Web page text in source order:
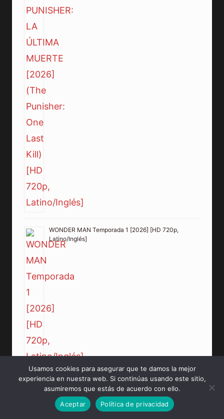
WONDER MAN Temporada 1 [2026] [HD 720p,
Latino/Inglés]
Latino/Inglés]
Usamos cookies para asegurar que te damos la mejor
experiencia en nuestra web. Si continúas usando este sitio,
asumiremos que estás de acuerdo con ello.
Aceptar
Política de privacidad